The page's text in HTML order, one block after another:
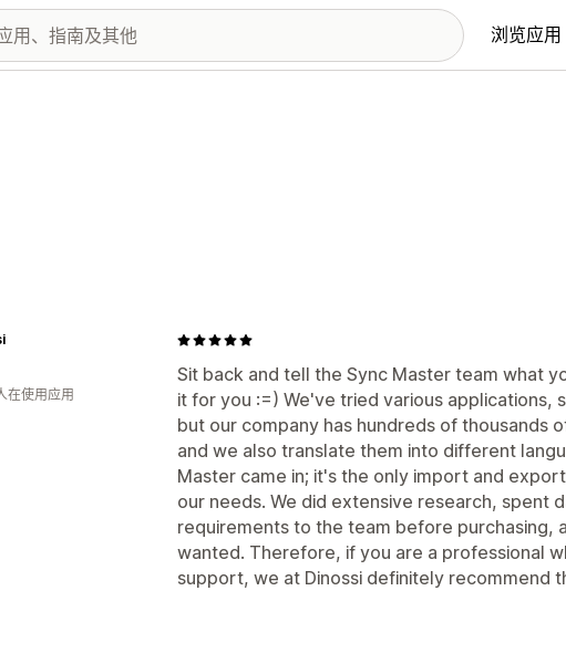
浏览应用
Sit back and tell the Sync Master team what
it for you :=) We've tried various applications,
but our company has hundreds of thousands
and we also translate them into different
Master came in; it's the only import and
our needs. We did extensive research, spent
requirements to the team before purchasing,
wanted. Therefore, if you are a professional
support, we at Dinossi definitely recommend
在使用应用